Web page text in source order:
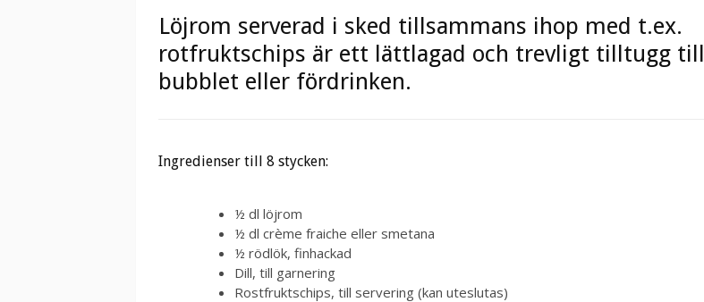
Löjrom serverad i sked tillsammans ihop med t.ex.
rotfruktschips är ett lättlagad och trevligt tilltugg till
bubblet eller fördrinken.
Ingredienser till 8 stycken:
½ dl löjrom
½ dl crème fraiche eller smetana
½ rödlök, finhackad
Dill, till garnering
Rostfruktschips, till servering (kan uteslutas)